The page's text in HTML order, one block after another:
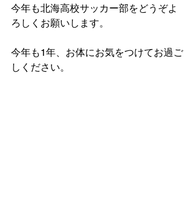
今年も北海高校サッカー部をどうぞよ
ろしくお願いします。
今年も1年、お体にお気をつけてお過ご
しください。